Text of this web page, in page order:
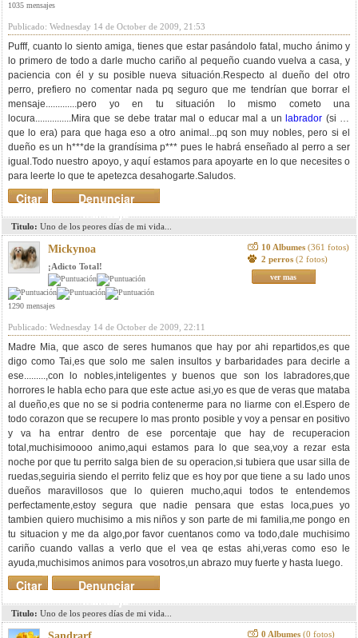
1035 mensajes
Publicado: Wednesday 14 de October de 2009, 21:53
Pufff, cuanto lo siento amiga, tienes que estar pasándolo fatal, mucho ánimo y
lo primero de todo a darle mucho cariño al pequeño cuando vuelva a casa, y
paciencia con él y su posible nueva situación.Respecto al dueño del otro
perro, prefiero no comentar nada pq seguro que me tendrían que borrar el
mensaje.............pero yo en tu situación lo mismo cometo una
locura...............Mira que se debe tratar mal o educar mal a un labrador (si es
que lo era) para que haga eso a otro animal...pq son muy nobles, pero si el
dueño es un h***de la grandísima p*** pues le habrá enseñado al perro a ser
igual.Todo nuestro apoyo, y aquí estamos para apoyarte en lo que necesites o
para leerte lo que te apetezca desahogarte.Saludos.
Denunciar
mensaje
Citar
Titulo: Uno de los peores días de mi vida...
Mickynoa
¡Adicto Total!
1290 mensajes
10 Albumes (361 fotos)
2 perros (2 fotos)
ver mas
Publicado: Wednesday 14 de October de 2009, 22:11
Madre Mia, que asco de seres humanos que hay por ahi repartidos,es que
digo como Tai,es que solo me salen insultos y barbaridades para decirle a
ese.........,con lo nobles,inteligentes y buenos que son los labradores,que
horrores le habla echo para que este actue asi,yo es que de veras que mataba
al dueño,es que no se si podria contenerme para no liarme con el.Espero de
todo corazon que se recupere lo mas pronto posible y voy a pensar en positivo
y va ha entrar dentro de ese porcentaje que hay de recuperacion
total,muchisimoooo animo,aqui estamos para lo que sea,voy a rezar esta
noche por que tu perrito salga bien de su operacion,si tubiera que usar silla de
ruedas,seguiria siendo el perrito feliz que es hoy por que tiene a su lado unos
dueños maravillosos que lo quieren mucho,aqui todos te entendemos
perfectamente,estoy segura que nadie pensara que estas loca,pues yo
tambien quiero muchisimo a mis niños y son parte de mi familia,me pongo en
tu situacion y me da algo,por favor cuentanos como va todo,dale muchisimo
cariño cuando vallas a verlo que el vea qe estas ahi,veras como eso le
ayuda,muchisimos animos para vosotros,un abrazo muy fuerte y hasta luego.
Denunciar
mensaje
Citar
Titulo: Uno de los peores días de mi vida...
0 Albumes (0 fotos)